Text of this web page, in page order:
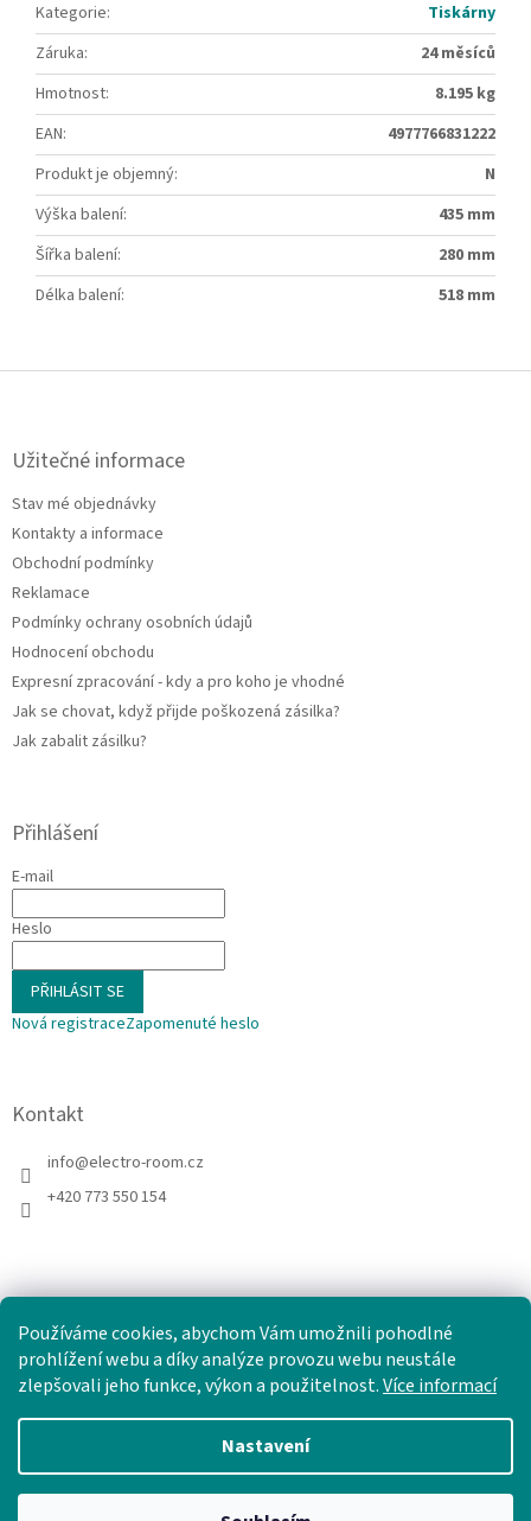
Používáme cookies, abychom Vám umožnili pohodlné
prohlížení webu a díky analýze provozu webu neustále
zlepšovali jeho funkce, výkon a použitelnost.Více informací
Nastavení
Kategorie:
Tiskárny
Záruka:
24 měsíců
Hmotnost:
8.195 kg
EAN:
4977766831222
Produkt je objemný:
N
Výška balení:
435 mm
Šířka balení:
280 mm
Délka balení: 518 mm
Z
Užitečné informace
Stav mé objednávky
Kontakty a informace
Obchodní podmínky
Reklamace
Podmínky ochrany osobních údajů
Hodnocení obchodu
Expresní zpracování - kdy a pro koho je vhodné
Jak se chovat, když přijde poškozená zásilka?
Jak zabalit zásilku?
Přihlášení
E-mail
Heslo
PŘIHLÁSIT SE
Nová registraceZapomenuté heslo
Kontakt
info@electro-room.cz
+420 773 550 154
Vytvořil Shoptet